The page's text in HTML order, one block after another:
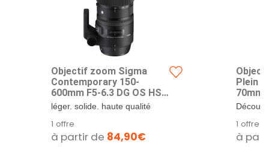
Objectif zoom Sigma
Contemporary 150-
600mm F5-6.3 DG OS HSM
C Nikon
léger. solide. haute qualité
1 offre
à partir de 84,90€
Plein
70mm
Sony E
Sigma
1 offre
à